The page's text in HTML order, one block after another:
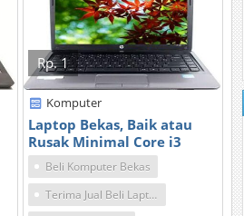
Rp. 1
Komputer
Laptop Bekas, Baik atau
Rusak Minimal Core i3
Beli Komputer Bekas
Terima Jual Beli Laptop Bekas Jakarta